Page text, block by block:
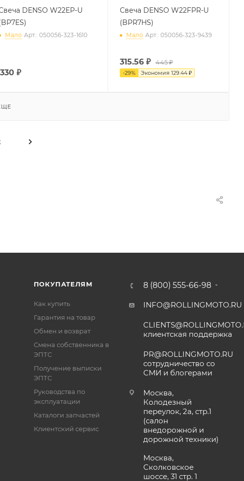
DENSO W22EP-U
Мало Арт.: 050056-323-1610
330₽
Свеча DENSO W22FPR-U
(BPR7HS)
Мало Арт.: 050056-323-9439
315.56₽ 445 ₽
-29% Экономия 129.44 ₽
ПОКУПАТЕЛЯМ
Как купить
Гарантия на товар
Обмен и возврат
Смена собственника в
ЭПТС
Получение выписки
ЭПТС
Руководства по
эксплуатации
Каталоги запчастей
Клиентский сервис
8 (800) 555-66-98
INFO@ROLLINGMOTO.RU
клиентская поддержка
PR@ROLLINGMOTO.RU
сотрудничество со
СМИ и блогерами
Москва,
Колодезный
переулок, 2а, стр.1
(салон
внедорожной и
дорожной техники)
Москва,
Сколковское
шоссе, 31 стр. 1